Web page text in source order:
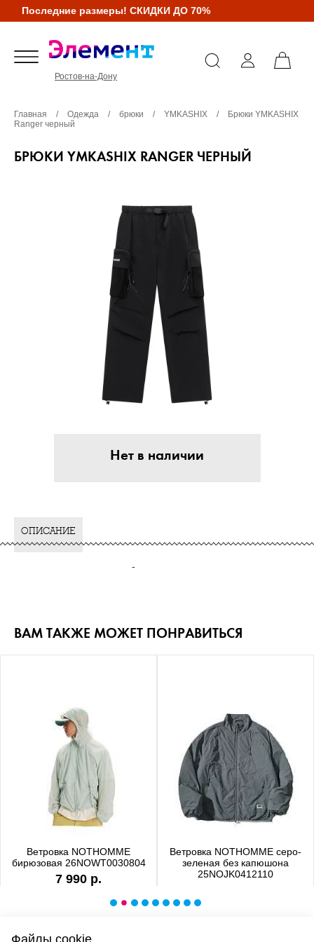
Последние размеры! СКИДКИ ДО 70%
Ростов-на-Дону
Главная / Одежда / брюки / YMKASHIX /
Брюки YMKASHIX
Ranger черный
БРЮКИ YMKASHIX RANGER ЧЕРНЫЙ
Нет в наличии
ОПИСАНИЕ
-
ВАМ ТАКЖЕ МОЖЕТ ПОНРАВИТЬСЯ
Ветровка NOTHOMME
бирюзовая 26NOWT0030804
7 990 р.
Ветровка NOTHOMME серо-
зеленая без капюшона
25NOJK0412110
Файлы cookie